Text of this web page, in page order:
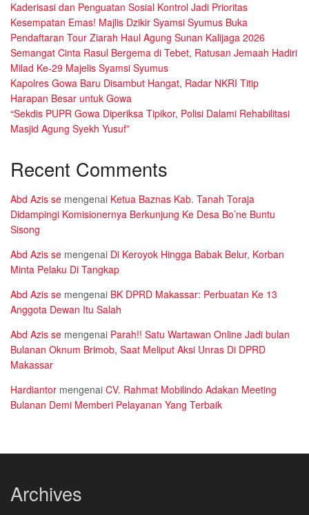
Kaderisasi dan Penguatan Sosial Kontrol Jadi Prioritas
Kesempatan Emas! Majlis Dzikir Syamsi Syumus Buka
Pendaftaran Tour Ziarah Haul Agung Sunan Kalijaga 2026
Semangat Cinta Rasul Bergema di Tebet, Ratusan Jemaah Hadiri
Milad Ke-29 Majelis Syamsi Syumus
Kapolres Gowa Baru Disambut Hangat, Radar NKRI Titip
Harapan Besar untuk Gowa
“Sekdis PUPR Gowa Diperiksa Tipikor, Polisi Dalami Rehabilitasi
Masjid Agung Syekh Yusuf”
Recent Comments
Abd Azis se mengenai Ketua Baznas Kab. Tanah Toraja
Didampingi Komisionernya Berkunjung Ke Desa Bo’ne Buntu
Sisong
Abd Azis se mengenai Di Keroyok Hingga Babak Belur, Korban
Minta Pelaku Di Tangkap
Abd Azis se mengenai BK DPRD Makassar: Perbuatan Ke 13
Anggota Dewan Itu Salah
Abd Azis se mengenai Parah!! Satu Wartawan Online Jadi bulan
Bulanan Oknum Brimob, Saat Meliput Aksi Unras Di DPRD
Makassar
Hardiantor mengenai CV. Rahmat Mobilindo Adakan Meeting
Bulanan Demi Memberi Pelayanan Yang Terbaik
Archives